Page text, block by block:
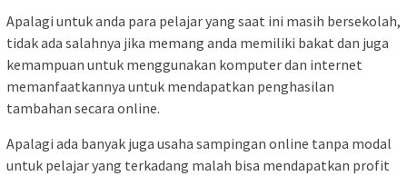
Apalagi untuk anda para pelajar yang saat ini masih bersekolah,
tidak ada salahnya jika memang anda memiliki bakat dan juga
kemampuan untuk menggunakan komputer dan internet
memanfaatkannya untuk mendapatkan penghasilan
tambahan secara online.
Apalagi ada banyak juga usaha sampingan online tanpa modal
untuk pelajar yang terkadang malah bisa mendapatkan profit